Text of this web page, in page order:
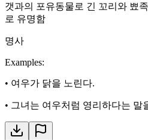
갯과의 포유동물로 긴 꼬리와 뾰
로 유명함
명사
Examples:
• 여우가 닭을 노린다.
• 그녀는 여우처럼 영리하다는 말